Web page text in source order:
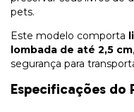
pets.
Este modelo comporta
lombada de até 2,5 cm
segurança para
Especificações do